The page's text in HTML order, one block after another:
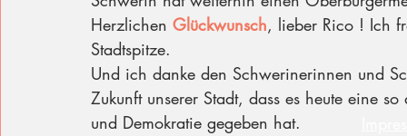
Herzlichen Glückwunsch, lieber Rico ! Ich
Stadtspitze.
Und ich danke den Schwerinerinnen und
Zukunft unserer Stadt, dass es heute eine
und Demokratie gegeben hat.